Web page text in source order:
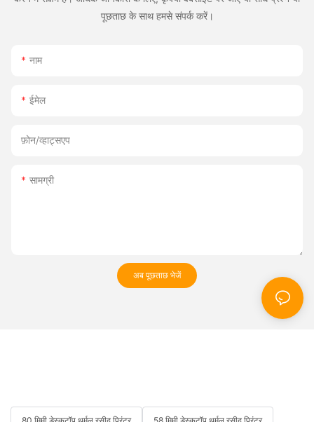
पूछताछ के साथ हमसे संपर्क करें।
नाम
ईमेल
फ़ोन/व्हाट्सएप
सामग्री
अब पूछताछ भेजें